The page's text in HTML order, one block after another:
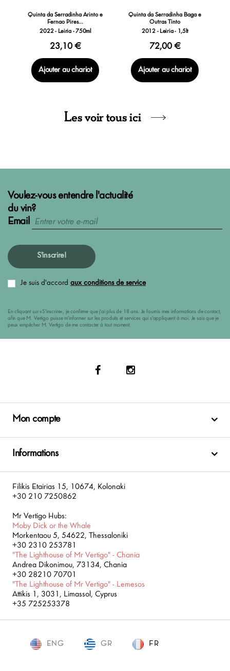
Quinta da Serradinha Arinto e
Fernao Pires...
2022 - Leiria - 750ml
23,10 €
Ajouter au chariot
Quinta da Serradinha Baga e
Outras Tinto
2012 - Leiria - 1,5lt
72,00 €
Ajouter au chariot
Les voir tous ici
Voulez-vous entendre l'actualité
du vin?
Email
S'inscrire!
Je suis d'accord aux conditions de service
En cliquant sur «S'inscrire», je confirme que j'ai plus de 18 ans. Je fournis mes informations de contact,
afin que M. Vertigo puisse m'informer sur les produits et services qui s'appliquent à moi. Je sais que je
peux empêcher M. Vertigo de me contacter à tout moment.
Mon compte
Informations
Filikis Etairias 15, 10674, Kolonaki
+30 210 7250862
Mr Vertigo Hubs:
Moby Dick or the Whale
Morkentaou 5, 54622, Thessaloniki
+30 2310 253781
"The Lighthouse of Mr Vertigo" - Chania
Andrea Dikonimou, 73134, Chania
+30 28210 70701
"The Lighthouse of Mr Vertigo" - Lemesos
Attikis 1, 3031, Limassol, Cyprus
+35 725253378
ENG GR FR